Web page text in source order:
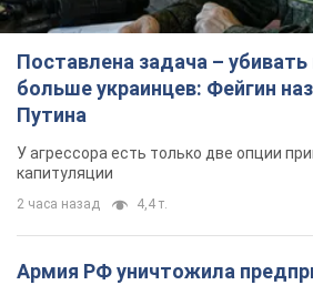
Поставлена задача –
больше украинцев: Фейгин
Путина
У агрессора есть только две опции
капитуляции
2 часа назад 4,4 т.
Армия РФ уничтожила